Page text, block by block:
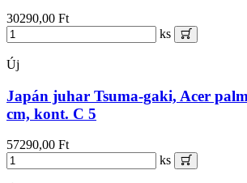
30290,00 Ft
ks
Új
Japán juhar Tsuma-gaki, Acer
cm, kont. C 5
57290,00 Ft
ks